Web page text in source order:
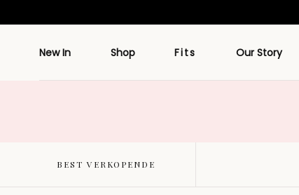
naar artikel
New In Shop Fits Our Story
BEST VERKOPENDE